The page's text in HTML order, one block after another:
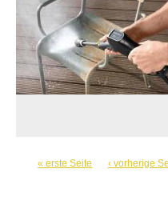
SEITEN
« erste Seite ‹ vorherige